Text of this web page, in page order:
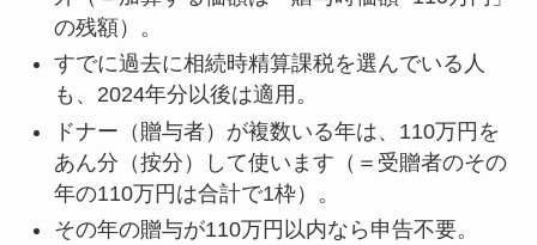
の残額）。
すでに過去に相続時精算課税を選んでいる人
も、2024年分以後は適用。
ドナー（贈与者）が複数いる年は、110万円を
あん分（按分）して使います（＝受贈者のその
年の110万円は合計で1枠）。
その年の贈与が110万円以内なら申告不要。